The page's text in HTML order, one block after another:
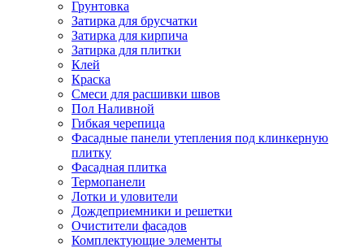
Грунтовка
Затирка для брусчатки
Затирка для кирпича
Затирка для плитки
Клей
Краска
Смеси для расшивки швов
Пол Наливной
Гибкая черепица
Фасадные панели утепления под клинкерную
плитку
Фасадная плитка
Термопанели
Лотки и уловители
Дождеприемники и решетки
Очистители фасадов
Комплектующие элементы